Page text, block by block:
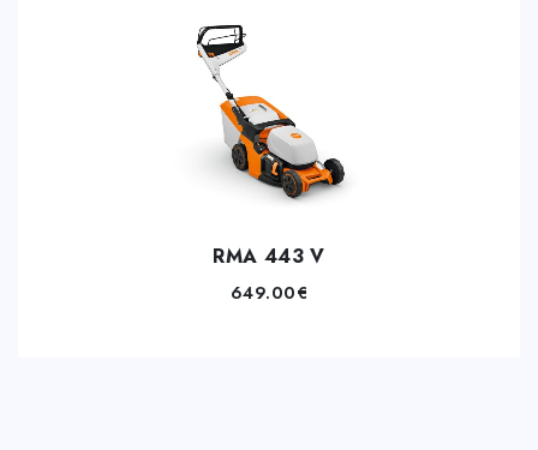
RMA 443 V
649.00€